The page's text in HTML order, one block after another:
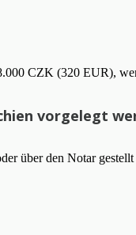
CZK (320 EUR),
vorgelegt
über den Notar